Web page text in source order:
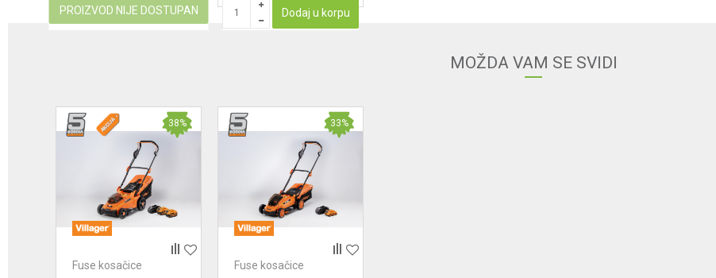
PROIZVOD NIJE DOSTUPAN Dodaj u korpu
MOŽDA VAM SE SVIDI
38%
Fuse kosačice
33%
Fuse kosačice